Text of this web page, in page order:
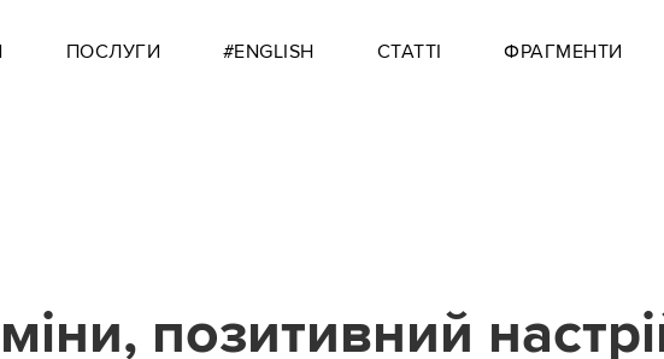
ПОСЛУГИ #ENGLISH СТАТТІ ФРАГМЕНТИ
позитивний